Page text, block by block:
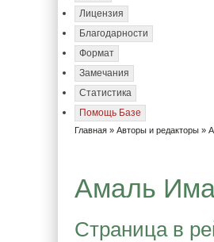
Лицензия
Благодарности
Формат
Замечания
Статистика
Помощь Базе
Главная » Авторы и редакторы »
Амаль
Страница в